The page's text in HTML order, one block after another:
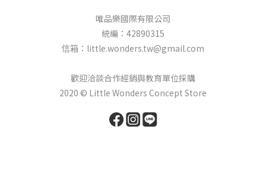
唯品樂國際有限公司
統編：42890315
信箱：little.wonders.tw@gmail.com
歡迎洽談合作經銷與教育單位採購
2020 © Little Wonders Concept Store